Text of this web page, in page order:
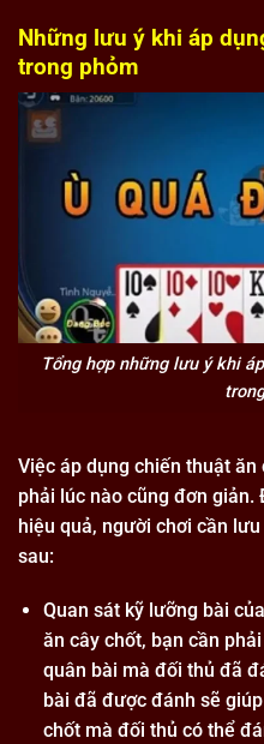
Những lưu ý khi áp
trong phỏm
Tổng hợp những lưu ý khi
Việc áp dụng chiến thuật
phải lúc nào cũng đơn
hiệu quả, người chơi cần
sau:
Quan sát kỹ lưỡng bài
ăn cây chốt, bạn cần
quân bài mà đối thủ đã
bài đã được đánh sẽ
chốt mà đối thủ có thể